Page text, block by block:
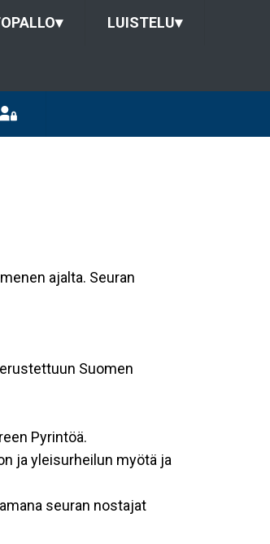
▾ LUISTELU▾
ajalta. Seuran
Suomen
Pyrintöä.
ja yleisurheilun myötä ja
seuran nostajat